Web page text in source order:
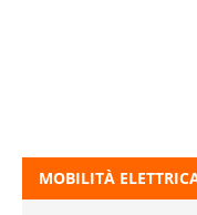
MOBILITÀ